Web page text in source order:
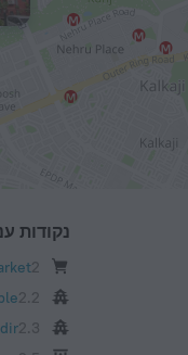
נקודות
2 ק"מ
2.2 ק"מ
2.3 ק"מ